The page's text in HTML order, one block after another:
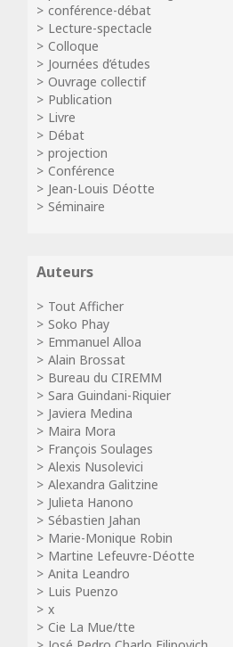
conférence-débat
Lecture-spectacle
Colloque
Journées d’études
Ouvrage collectif
Publication
Livre
Débat
projection
Conférence
Jean-Louis Déotte
Séminaire
Auteurs
Tout Afficher
Soko Phay
Emmanuel Alloa
Alain Brossat
Bureau du CIREMM
Sara Guindani-Riquier
Javiera Medina
Maira Mora
François Soulages
Alexis Nusolevici
Alexandra Galitzine
Julieta Hanono
Sébastien Jahan
Marie-Monique Robin
Martine Lefeuvre-Déotte
Anita Leandro
Luis Puenzo
x
Cie La Mue/tte